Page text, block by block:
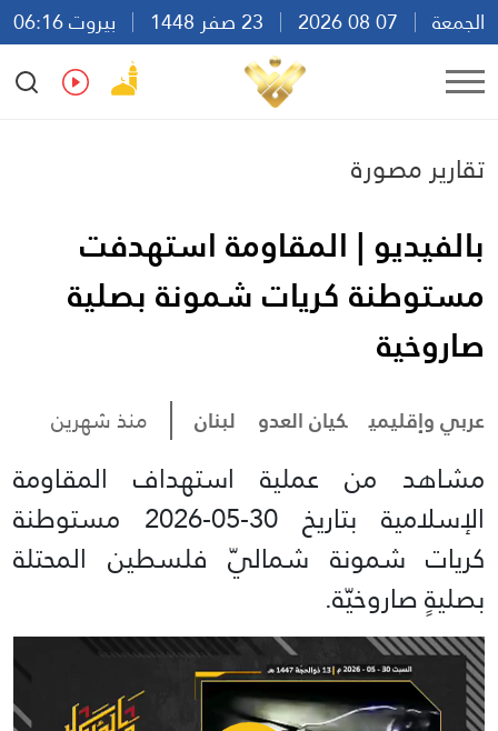
الجمعة
بيروت 06:16
Ar
En Fr Es
تقارير مصورة
بالفيديو | المقاومة استهدفت
مستوطنة كريات شمونة بصلية
صاروخية
عربي وإقليمي كيان العدو لبنان منذ شهرين
مشاهد من عملية استهداف المقاومة
الإسلامية بتاريخ 30-05-2026 مستوطنة
كريات شمونة شماليّ فلسطين المحتلة
بصليةٍ صاروخيّة.